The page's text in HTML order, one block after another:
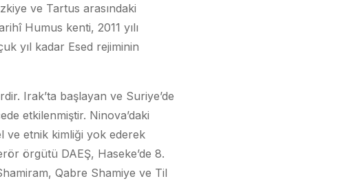
ve Tartus arasındaki
Humus kenti, 2011 yılı
yıl kadar Esed rejiminin
Irak’ta başlayan ve Suriye’de
etkilenmiştir. Ninova’daki
ve etnik kimliği yok ederek
örgütü DAEŞ, Haseke’de 8.
Qabre Shamiye ve Til